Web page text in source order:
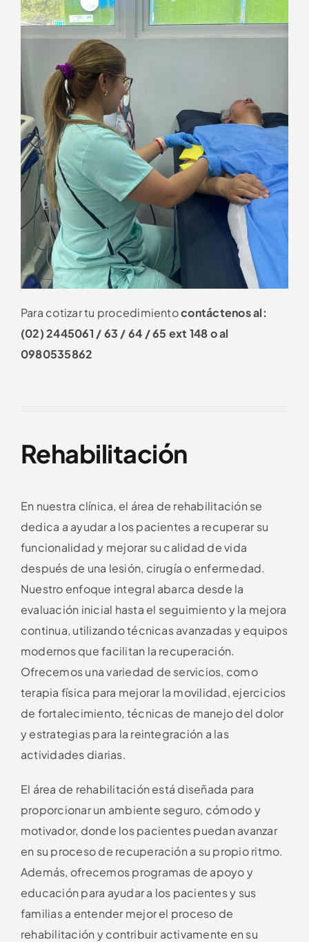
Para cotizar tu procedimientocontáctenos al:
(02) 2445061 / 63 / 64 / 65 ext 148o al
0980535862
Rehabilitación
En nuestra clínica, el área de rehabilitación se
dedica a ayudar a los pacientes a recuperar su
funcionalidad y mejorar su calidad de vida
después de una lesión, cirugía o enfermedad.
Nuestro enfoque integral abarca desde la
evaluación inicial hasta el seguimiento y la mejora
continua, utilizando técnicas avanzadas y equipos
modernos que facilitan la recuperación.
Ofrecemos una variedad de servicios, como
terapia física para mejorar la movilidad, ejercicios
de fortalecimiento, técnicas de manejo del dolor
y estrategias para la reintegración a las
actividades diarias.
El área de rehabilitación está diseñada para
proporcionar un ambiente seguro, cómodo y
motivador, donde los pacientes puedan avanzar
en su proceso de recuperación a su propio ritmo.
Además, ofrecemos programas de apoyo y
educación para ayudar a los pacientes y sus
familias a entender mejor el proceso de
rehabilitación y contribuir activamente en su